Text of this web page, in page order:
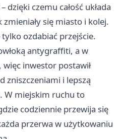
dzięki czemu całość układa
się miasto i kolej.
ozdabiać przejście.
antygraffiti, a w
inwestor postawił
zniszczeniami i lepszą
W miejskim ruchu to
codziennie przewija się
przerwa w użytkowaniu